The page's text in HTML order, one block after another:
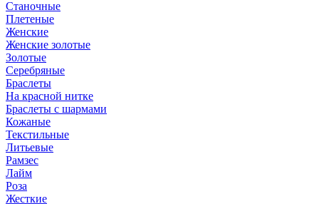
Станочные
Плетеные
Женские
Женские золотые
Золотые
Серебряные
Браслеты
На красной нитке
Браслеты с шармами
Кожаные
Текстильные
Литьевые
Рамзес
Лайм
Роза
Жесткие